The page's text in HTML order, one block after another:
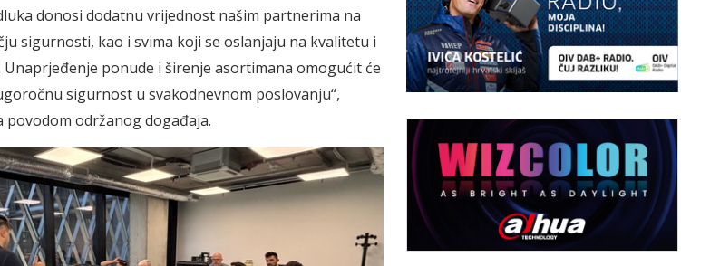
donosi dodatnu vrijednost našim partnerima na
sigurnosti, kao i svima koji se oslanjaju na kvalitetu i
ponude i širenje asortimana omogućit će
sigurnost u svakodnevnom poslovanju“,
održanog događaja.